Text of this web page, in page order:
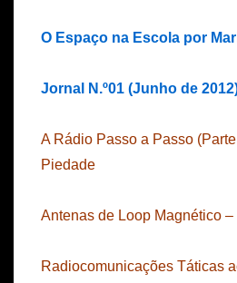
O Espaço na Escola por
Jornal N.º01 (Junho de
A Rádio Passo a Passo
Piedade
Antenas de Loop Magnético
Radiocomunicações Táticas